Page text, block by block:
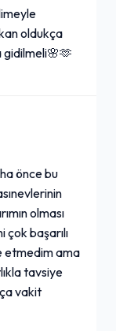
oldukça
gidilmeli🌸🫶
önce bu
olması
çok başarılı
etmedim ama
tavsiye
vakit